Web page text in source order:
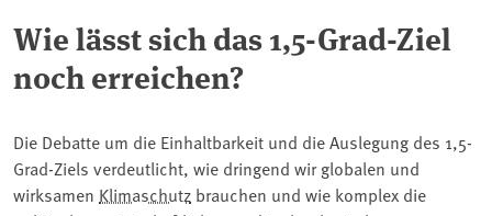
Wie lässt sich das 1,5-Grad-Ziel
noch erreichen?
Die Debatte um die Einhaltbarkeit und die Auslegung des 1,5-
Grad-Ziels verdeutlicht, wie dringend wir globalen und
wirksamen Klimaschutz brauchen und wie komplex die